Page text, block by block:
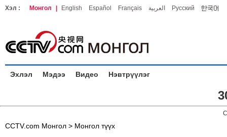
Хэл : Монгол English Español Français العربية Русский
Эхлэл Мэдээ Видео Нэвтрүүлэг
CCTV.com Монгол > Монгол түүх